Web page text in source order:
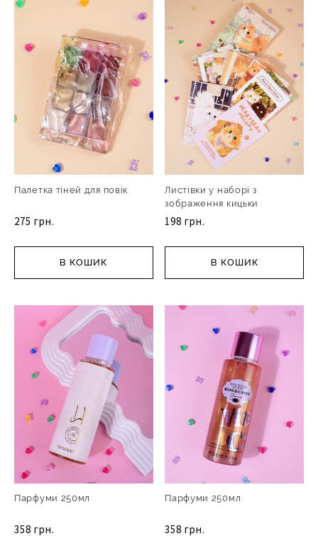
Палетка тіней для повік
275 грн.
В КОШИК
Листівки у наборі з
зображення кицьки
198 грн.
В КОШИК
Парфуми 250мл
358 грн.
Парфуми 250мл
358 грн.